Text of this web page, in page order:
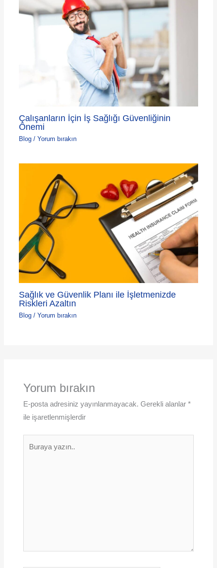
Çalışanların İçin İş Sağlığı Güvenliğinin
Önemi
Blog /Yorum bırakın
Sağlık ve Güvenlik Planı ile İşletmenizde
Riskleri Azaltın
Blog /Yorum bırakın
Yorum bırakın
E-posta adresiniz yayınlanmayacak. Gerekli alanlar *
ile işaretlenmişlerdir